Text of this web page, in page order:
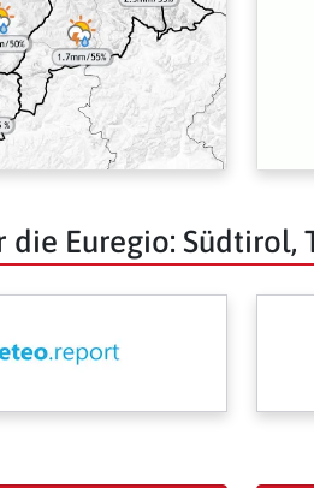
die Euregio: Südtirol,